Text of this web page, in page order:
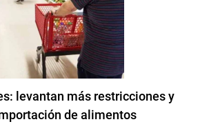
levantan más restricciones y
de alimentos